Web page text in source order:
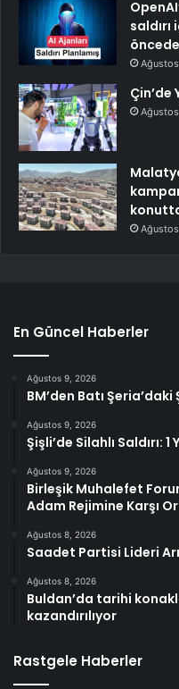
Çin’de
En Güncel Haberler
Ağustos 9, 2026
BM’den Batı
Ağustos 9, 2026
Şişli’de Silahlı Saldırı: 1
Ağustos 9, 2026
Birleşik Muhalefet
Adam Rejimine Karşı
Ağustos 8, 2026
Saadet Partisi Lideri
Ağustos 8, 2026
Buldan’da tarihi
kazandırılıyor
Rastgele Haberler